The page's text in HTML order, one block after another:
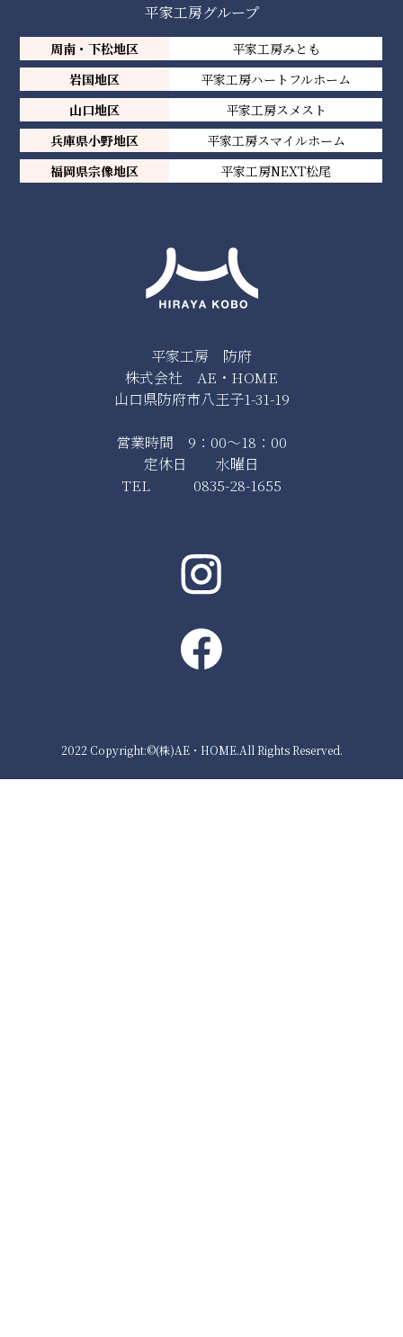
平家工房 防府
株式会社 AE・HOME
山口県防府市八王子1-31-19
営業時間 9：00～18：00
定休日 水曜日
TEL 0835-28-1655
平家工房グループ
周南・下松地区
平家工房みとも
岩国地区
平家工房ハートフルホーム
山口地区
平家工房スメスト
兵庫県小野地区
平家工房スマイルホーム
福岡県宗像地区
平家工房NEXT松尾
2022 Copyright:©(株)AE・HOME.All Rights Reserved.